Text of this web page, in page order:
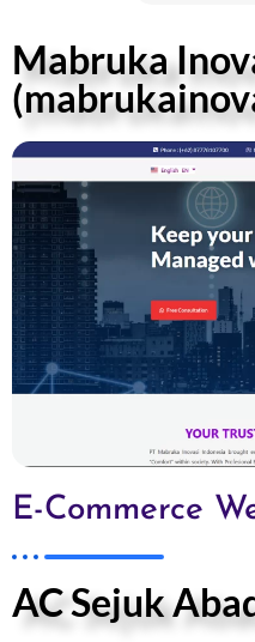
Mabruka
E-Commerce
AC Sejuk